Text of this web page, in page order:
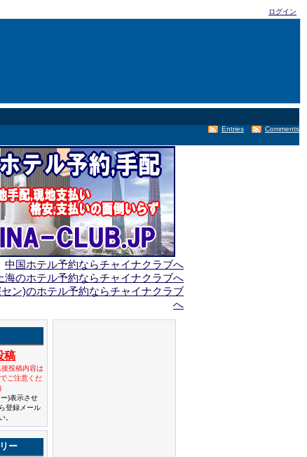
ログイン
Comments
Entries
中国ホテル予約ならチャイナクラブへ
上海のホテル予約ならチャイナクラブへ
ン)のホテル予約ならチャイナクラブ
へ
稿
投稿内容は
ご注意くだ
)表示させ
登録メール
。
ー